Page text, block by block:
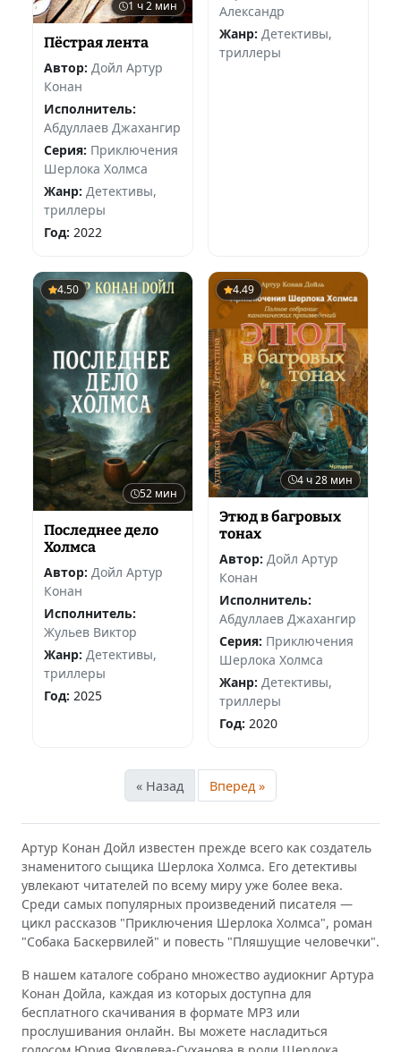
1 ч 2 мин
Пёстрая лента
Автор: Дойл Артур
Конан
Исполнитель:
Абдуллаев Джахангир
Серия: Приключения
Шерлока Холмса
Жанр: Детективы,
триллеры
Год: 2022
Александр
Жанр: Детективы,
триллеры
4.50
52 мин
Последнее дело
Холмса
Автор: Дойл Артур
Конан
Исполнитель:
Жульев Виктор
Жанр: Детективы,
триллеры
Год: 2025
4.49
4 ч 28 мин
Этюд в багровых
тонах
Автор: Дойл Артур
Конан
Исполнитель:
Абдуллаев Джахангир
Серия: Приключения
Шерлока Холмса
Жанр: Детективы,
триллеры
Год: 2020
« Назад Вперед »
Артур Конан Дойл известен прежде всего как создатель
знаменитого сыщика Шерлока Холмса. Его детективы
увлекают читателей по всему миру уже более века.
Среди самых популярных произведений писателя —
цикл рассказов "Приключения Шерлока Холмса", роман
"Собака Баскервилей" и повесть "Пляшущие человечки".
В нашем каталоге собрано множество аудиокниг Артура
Конан Дойла, каждая из которых доступна для
бесплатного скачивания в формате MP3 или
прослушивания онлайн. Вы можете насладиться